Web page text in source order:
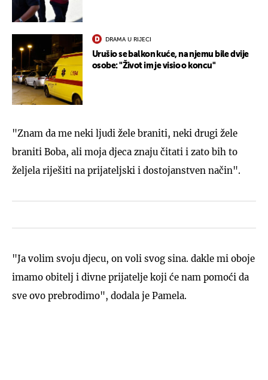
DRAMA U RIJECI
Urušio se balkon kuće, na njemu bile dvije
osobe: "Život im je visio o koncu"
"Znam da me neki ljudi žele braniti, neki drugi žele
braniti Boba, ali moja djeca znaju čitati i zato bih to
željela riješiti na prijateljski i dostojanstven način".
"Ja volim svoju djecu, on voli svog sina. dakle mi oboje
imamo obitelj i divne prijatelje koji će nam pomoći da
sve ovo prebrodimo", dodala je Pamela.